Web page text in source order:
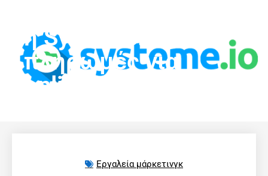
η Systeme.io τις
πληρωμές για
online μαθήματα;
Εργαλεία μάρκετινγκ